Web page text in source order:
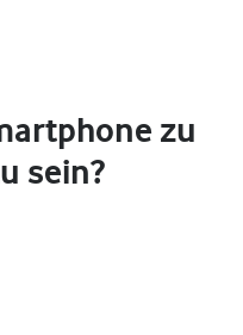
zu
sein?